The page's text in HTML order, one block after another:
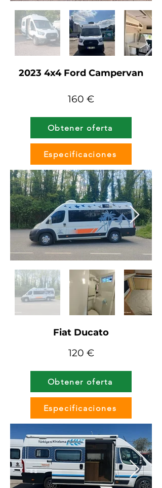
2023 4x4 Ford Campervan
160 €
Obtener oferta
Especificaciones
Fiat Ducato
120 €
Obtener oferta
Especificaciones